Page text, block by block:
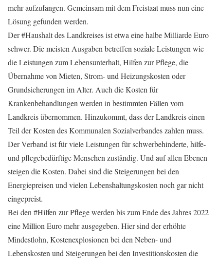
mehr aufzufangen. Gemeinsam mit dem Freistaat muss nun eine
Lösung gefunden werden.
Der #Haushalt des Landkreises ist etwa eine halbe Milliarde Euro
schwer. Die meisten Ausgaben betreffen soziale Leistungen wie
die Leistungen zum Lebensunterhalt, Hilfen zur Pflege, die
Übernahme von Mieten, Strom- und Heizungskosten oder
Grundsicherungen im Alter. Auch die Kosten für
Krankenbehandlungen werden in bestimmten Fällen vom
Landkreis übernommen. Hinzukommt, dass der Landkreis einen
Teil der Kosten des Kommunalen Sozialverbandes zahlen muss.
Der Verband ist für viele Leistungen für schwerbehinderte, hilfe-
und pflegebedürftige Menschen zuständig. Und auf allen Ebenen
steigen die Kosten. Dabei sind die Steigerungen bei den
Energiepreisen und vielen Lebenshaltungskosten noch gar nicht
eingepreist.
Bei den #Hilfen zur Pflege werden bis zum Ende des Jahres 2022
eine Million Euro mehr ausgegeben. Hier sind der erhöhte
Mindestlohn, Kostenexplosionen bei den Neben- und
Lebenskosten und Steigerungen bei den Investitionskosten die